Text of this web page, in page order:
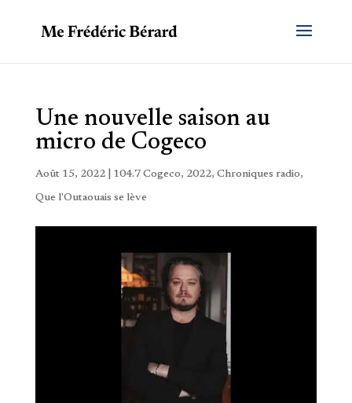
Une nouvelle saison au
micro de Cogeco
Août 15, 2022| 104.7 Cogeco, 2022, Chroniques radio,
Que l'Outaouais se lève